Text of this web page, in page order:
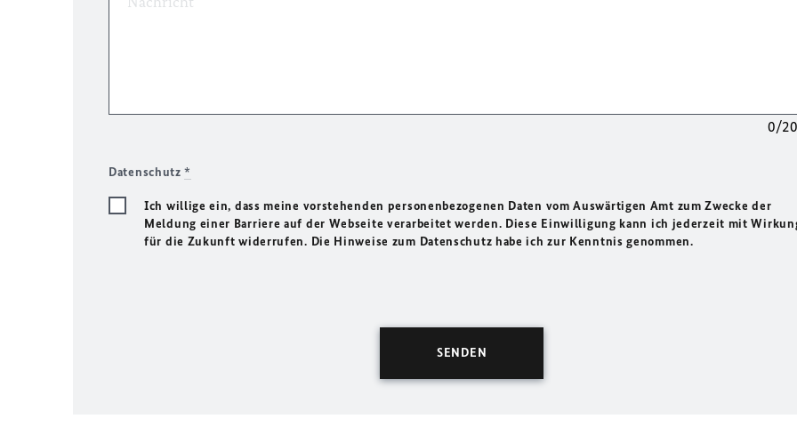
0/
Datenschutz*
Ich willige ein, dass meine vorstehenden personenbezogenen Daten vom Auswärtigen Amt zum Zwecke der
Meldung einer Barriere auf der Webseite verarbeitet werden. Diese Einwilligung kann ich jederzeit mit
für die Zukunft widerrufen. Die Hinweise zum Datenschutz habe ich zur Kenntnis genommen.